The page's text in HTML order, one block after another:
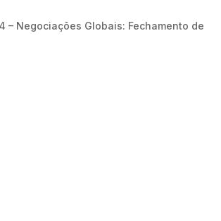
– Negociações Globais: Fechamento de